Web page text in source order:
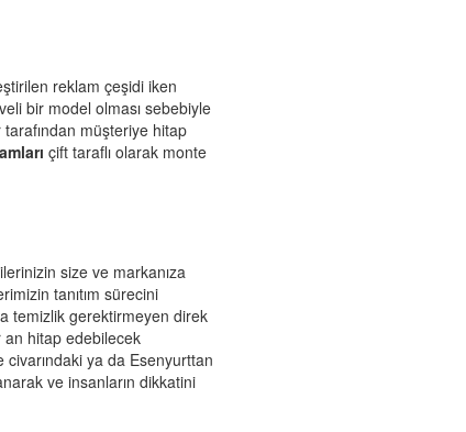
reklam çeşidi iken
bir model olması sebebiyle
tarafından müşteriye hitap
çift taraflı olarak monte
size ve markanıza
tanıtım sürecini
temizlik gerektirmeyen direk
hitap edebilecek
ya da Esenyurttan
ve insanların dikkatini